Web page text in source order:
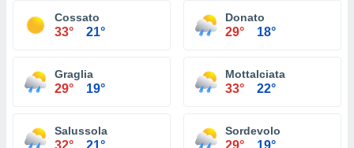
Cossato
33° 21°
Donato
29° 18°
Graglia
29° 19°
Mottalciata
33° 22°
Salussola
32° 21°
Sordevolo
29° 19°